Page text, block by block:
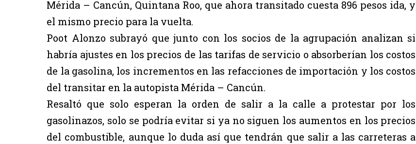
Mérida – Cancún, Quintana Roo, que ahora transitado cuesta 896 pesos ida, y
el mismo precio para la vuelta.
Poot Alonzo subrayó que junto con los socios de la agrupación analizan si
habría ajustes en los precios de las tarifas de servicio o absorberían los costos
de la gasolina, los incrementos en las refacciones de importación y los costos
del transitar en la autopista Mérida – Cancún.
Resaltó que solo esperan la orden de salir a la calle a protestar por los
gasolinazos, solo se podría evitar si ya no siguen los aumentos en los precios
del combustible, aunque lo duda así que tendrán que salir a las carreteras a